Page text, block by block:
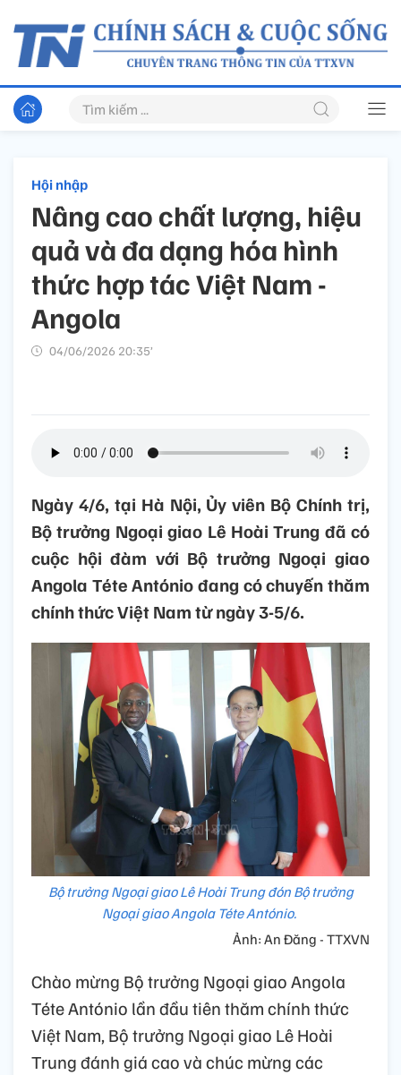
Hội nhập
Nâng cao chất lượng, hiệu
quả và đa dạng hóa hình
thức hợp tác Việt Nam -
Angola
04/06/2026 20:35’
Ngày 4/6, tại Hà Nội, Ủy viên Bộ Chính trị,
Bộ trưởng Ngoại giao Lê Hoài Trung đã có
cuộc hội đàm với Bộ trưởng Ngoại giao
Angola Téte António đang có chuyến thăm
chính thức Việt Nam từ ngày 3-5/6.
Bộ trưởng Ngoại giao Lê Hoài Trung đón Bộ trưởng
Ngoại giao Angola Téte António.
Ảnh: An Đăng - TTXVN
Chào mừng Bộ trưởng Ngoại giao Angola
Téte António lần đầu tiên thăm chính thức
Việt Nam, Bộ trưởng Ngoại giao Lê Hoài
Trung đánh giá cao và chúc mừng các